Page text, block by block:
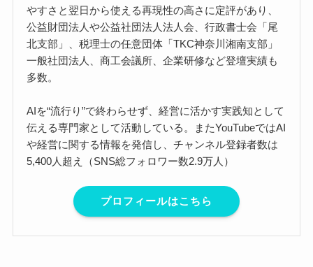
やすさと翌日から使える再現性の高さに定評があり、
公益財団法人や公益社団法人法人会、行政書士会「尾
北支部」、税理士の任意団体「TKC神奈川湘南支部」
一般社団法人、商工会議所、企業研修など登壇実績も
多数。
AIを“流行り”で終わらせず、経営に活かす実践知として
伝える専門家として活動している。またYouTubeではAI
や経営に関する情報を発信し、チャンネル登録者数は
5,400人超え（SNS総フォロワー数2.9万人）
プロフィールはこちら